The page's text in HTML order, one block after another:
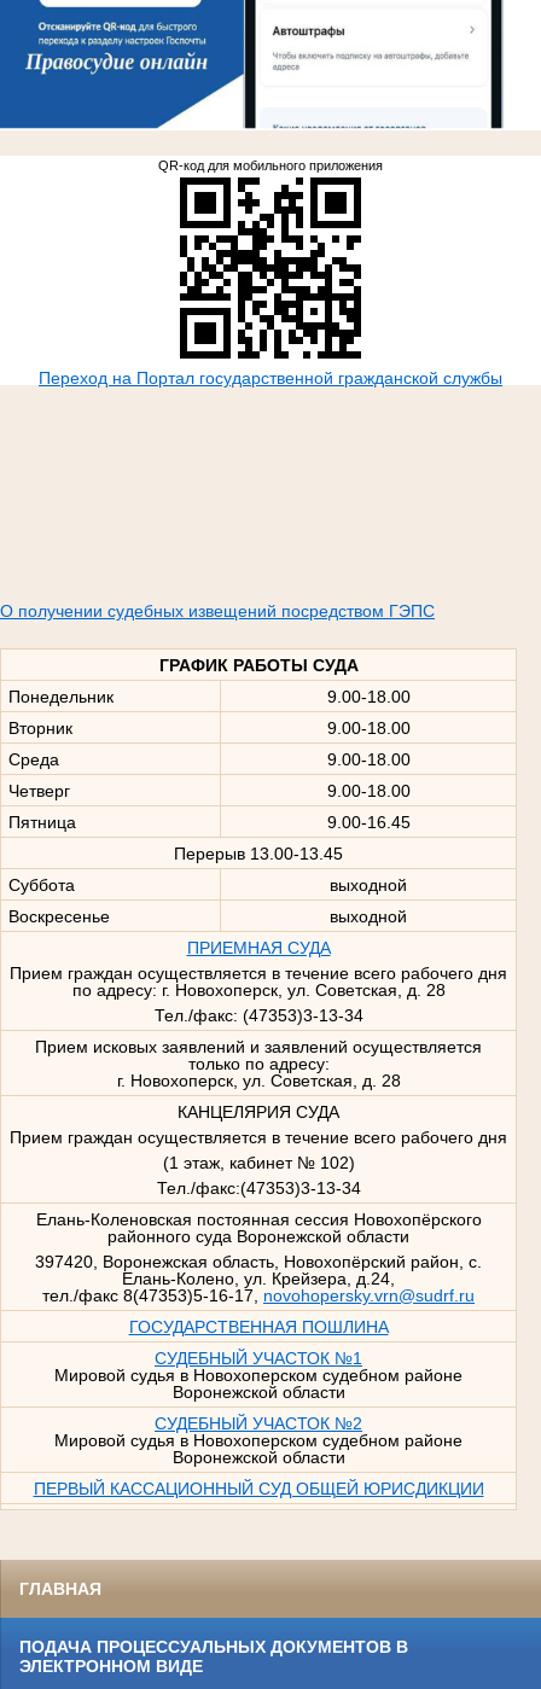
.
QR-код для мобильного приложения
Переход на Портал государственной гражданской службы
О получении судебных извещений посредством ГЭПС
ГРАФИК РАБОТЫ СУДА
Понедельник
9.00-18.00
Вторник
9.00-18.00
Среда
9.00-18.00
Четверг
9.00-18.00
Пятница
9.00-16.45
Перерыв 13.00-13.45
Суббота
выходной
Воскресенье
выходной
ПРИЕМНАЯ СУДА
Прием граждан осуществляется в течение всего рабочего дня
по адресу: г. Новохоперск, ул. Советская, д. 28
Тел./факс: (47353)3-13-34
Прием исковых заявлений и заявлений осуществляется
только по адресу:
г. Новохоперск, ул. Советская, д. 28
КАНЦЕЛЯРИЯ СУДА
Прием граждан осуществляется в течение всего рабочего дня
(1 этаж, кабинет № 102)
Тел./факс:(47353)3-13-34
Елань-Коленовская постоянная сессия Новохопёрского
районного суда Воронежской области
397420, Воронежская область, Новохопёрский район, с.
Елань-Колено, ул. Крейзера, д.24,
тел./факс 8(47353)5-16-17, novohopersky.vrn@sudrf.ru
ГОСУДАРСТВЕННАЯ ПОШЛИНА
СУДЕБНЫЙ УЧАСТОК №1
Мировой судья в Новохоперском судебном районе
Воронежской области
СУДЕБНЫЙ УЧАСТОК №2
Мировой судья в Новохоперском судебном районе
Воронежской области
ПЕРВЫЙ КАССАЦИОННЫЙ СУД ОБЩЕЙ ЮРИСДИКЦИИ
ГЛАВНАЯ
ПОДАЧА ПРОЦЕССУАЛЬНЫХ ДОКУМЕНТОВ В
ЭЛЕКТРОННОМ ВИДЕ